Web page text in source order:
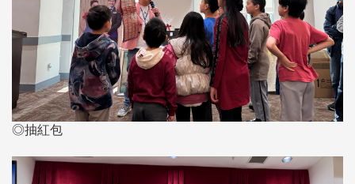
◎抽紅包